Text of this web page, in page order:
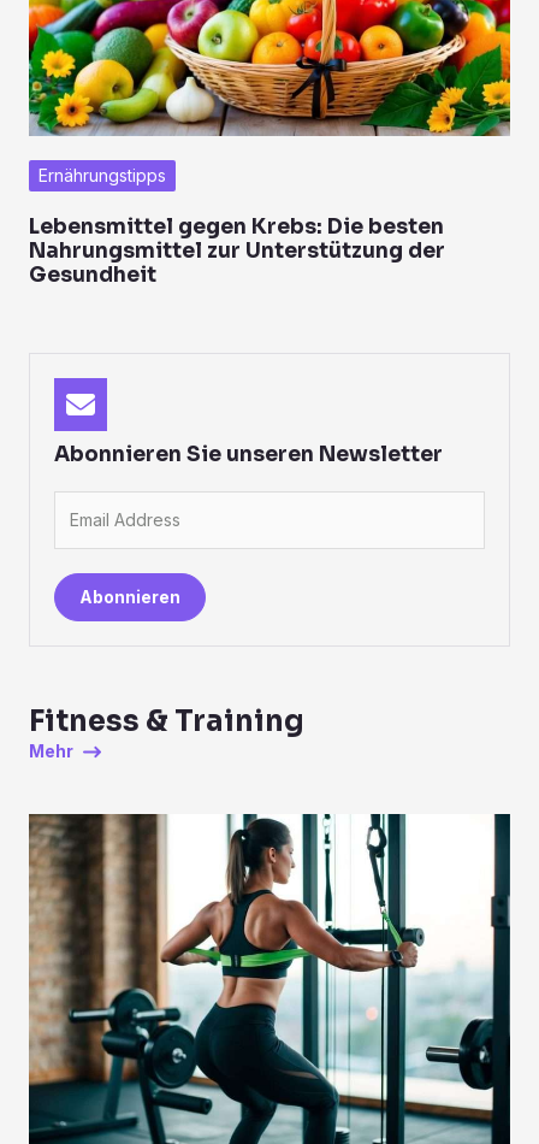
Ernährungstipps
Lebensmittel gegen Krebs: Die besten
Nahrungsmittel zur Unterstützung der
Gesundheit
Abonnieren Sie unseren Newsletter
Abonnieren
Fitness & Training
Mehr